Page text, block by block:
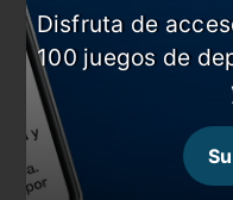
Scaloni:
Bolivia»
En esta nota:
#Bolivia
#Noticia
Disfruta de
100 juegos de